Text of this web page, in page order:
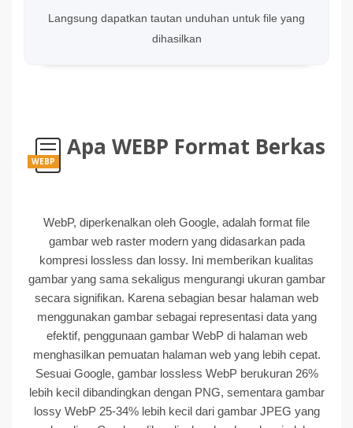
Langsung dapatkan tautan unduhan untuk file yang
dihasilkan
WEBP
Apa WEBP Format Berkas
WebP, diperkenalkan oleh Google, adalah format file
gambar web raster modern yang didasarkan pada
kompresi lossless dan lossy. Ini memberikan kualitas
gambar yang sama sekaligus mengurangi ukuran gambar
secara signifikan. Karena sebagian besar halaman web
menggunakan gambar sebagai representasi data yang
efektif, penggunaan gambar WebP di halaman web
menghasilkan pemuatan halaman web yang lebih cepat.
Sesuai Google, gambar lossless WebP berukuran 26%
lebih kecil dibandingkan dengan PNG, sementara gambar
lossy WebP 25-34% lebih kecil dari gambar JPEG yang